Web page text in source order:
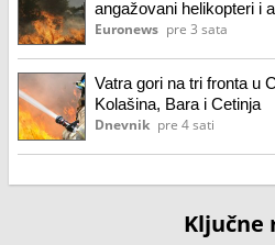
angažovani helikopteri i
Euronews pre 3 sata
Vatra gori na tri fronta u
Kolašina, Bara i Cetinja
Dnevnik pre 4 sati
Ključne